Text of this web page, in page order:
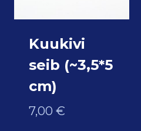
Kuukivi
seib (~3,5*5
cm)
7,00 €